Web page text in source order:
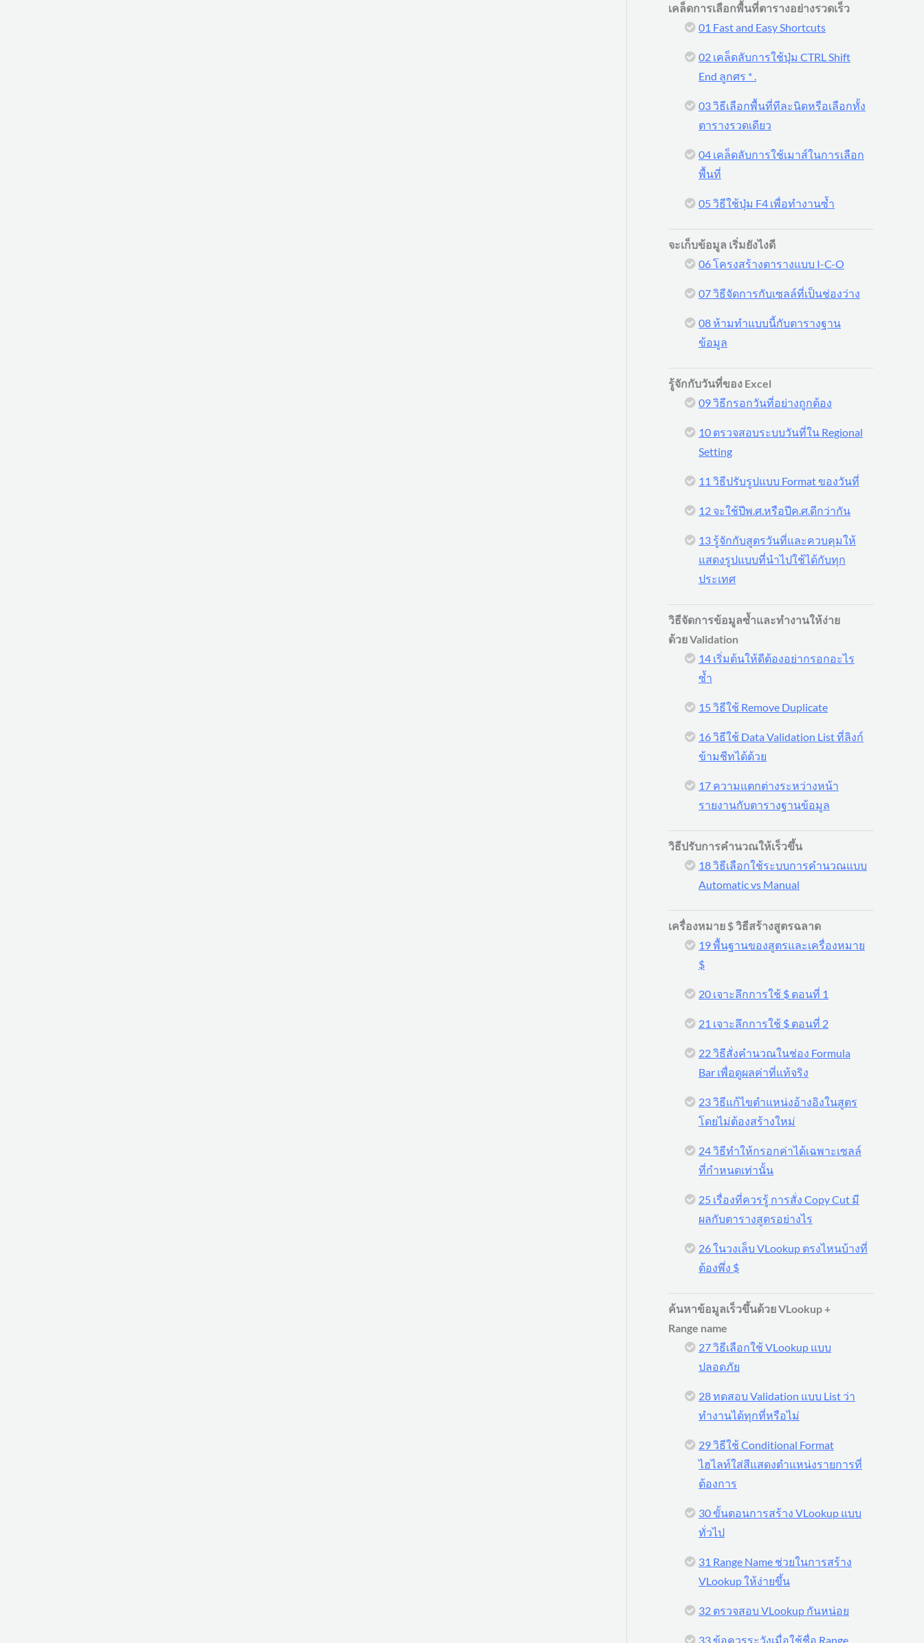
เคล็ดการเลือกพื้นที่ตารางอย่างรวดเร็ว
01 Fast and Easy Shortcuts
02 เคล็ดลับการใช้ปุ่ม CTRL Shift
End ลูกศร * .
03 วิธีเลือกพื้นที่ทีละนิดหรือเลือกทั้ง
ตารางรวดเดียว
04 เคล็ดลับการใช้เมาส์ในการเลือก
พื้นที่
05 วิธีใช้ปุ่ม F4 เพื่อทำงานซ้ำ
จะเก็บข้อมูล เริ่มยังไงดี
06 โครงสร้างตารางแบบ I-C-O
07 วิธีจัดการกับเซลล์ที่เป็นช่องว่าง
08 ห้ามทำแบบนี้กับตารางฐาน
ข้อมูล
รู้จักกับวันที่ของ Excel
09 วิธีกรอกวันที่อย่างถูกต้อง
10 ตรวจสอบระบบวันที่ใน Regional
Setting
11 วิธีปรับรูปแบบ Format ของวันที่
12 จะใช้ปีพ.ศ.หรือปีค.ศ.ดีกว่ากัน
13 รู้จักกับสูตรวันที่และควบคุมให้
แสดงรูปแบบที่นำไปใช้ได้กับทุก
ประเทศ
วิธีจัดการข้อมูลซ้ำและทำงานให้ง่าย
ด้วย Validation
14 เริ่มต้นให้ดีต้องอย่ากรอกอะไร
ซ้ำ
15 วิธีใช้ Remove Duplicate
16 วิธีใช้ Data Validation List ที่ลิงก์
ข้ามชีทได้ด้วย
17 ความแตกต่างระหว่างหน้า
รายงานกับตารางฐานข้อมูล
วิธีปรับการคำนวณให้เร็วขึ้น
18 วิธีเลือกใช้ระบบการคำนวณแบบ
Automatic vs Manual
เครื่องหมาย $ วิธีสร้างสูตรฉลาด
19 พื้นฐานของสูตรและเครื่องหมาย
$
20 เจาะลึกการใช้ $ ตอนที่ 1
21 เจาะลึกการใช้ $ ตอนที่ 2
22 วิธีสั่งคำนวณในช่อง Formula
Bar เพื่อดูผลค่าที่แท้จริง
23 วิธีแก้ไขตำแหน่งอ้างอิงในสูตร
โดยไม่ต้องสร้างใหม่
24 วิธีทำให้กรอกค่าได้เฉพาะเซลล์
ที่กำหนดเท่านั้น
25 เรื่องที่ควรรู้ การสั่ง Copy Cut มี
ผลกับตารางสูตรอย่างไร
26 ในวงเล็บ VLookup ตรงไหนบ้างที่
ต้องพึ่ง $
ค้นหาข้อมูลเร็วขึ้นด้วย VLookup +
Range name
27 วิธีเลือกใช้ VLookup แบบ
ปลอดภัย
28 ทดสอบ Validation แบบ List ว่า
ทำงานได้ทุกที่หรือไม่
29 วิธีใช้ Conditional Format
ไฮไลท์ใส่สีแสดงตำแหน่งรายการที่
ต้องการ
30 ขั้นตอนการสร้าง VLookup แบบ
ทั่วไป
31 Range Name ช่วยในการสร้าง
VLookup ให้ง่ายขึ้น
32 ตรวจสอบ VLookup กันหน่อย
33 ข้อควรระวังเมื่อใช้ชื่อ Range